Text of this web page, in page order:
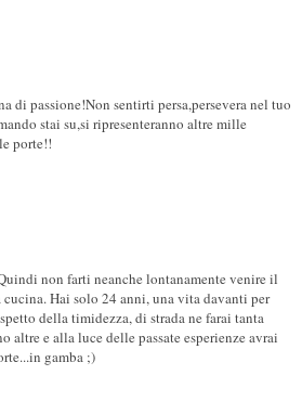
di passione!Non sentirti persa,persevera nel tuo
stai su,si ripresenteranno altre mille
porte!!
non farti neanche lontanamente venire il
Hai solo 24 anni, una vita davanti per
della timidezza, di strada ne farai tanta
altre e alla luce delle passate esperienze avrai
gamba ;)